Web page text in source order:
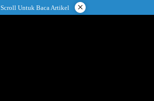
Scroll Untuk Baca Artikel ×